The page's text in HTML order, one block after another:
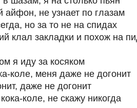
айфон, не узнает по глазам
но за то не на спидах
клал закладки и похож на
я иду за косяком
коле, меня даже не догонит
даже не догонит
коле, не скажу никогда